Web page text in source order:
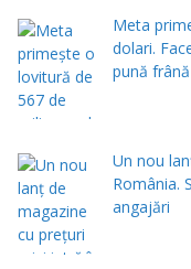
Meta
dolari.
pună
Un nou
România.
angajări